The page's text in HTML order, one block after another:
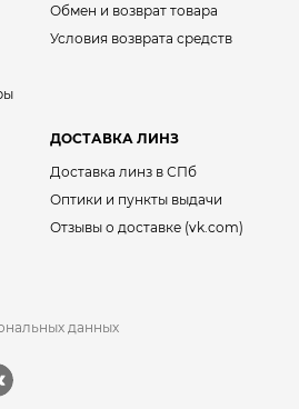
Обмен и возврат товара
Условия возврата средств
ДОСТАВКА ЛИНЗ
Доставка линз в СПб
Оптики и пункты выдачи
Отзывы о доставке (vk.com)
данных